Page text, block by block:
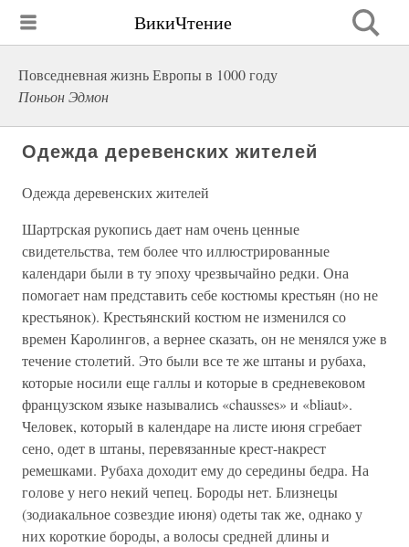
ВикиЧтение
Повседневная жизнь Европы в 1000 году
Поньон Эдмон
Одежда деревенских жителей
Одежда деревенских жителей
Шартрская рукопись дает нам очень ценные
свидетельства, тем более что иллюстрированные
календари были в ту эпоху чрезвычайно редки. Она
помогает нам представить себе костюмы крестьян (но не
крестьянок). Крестьянский костюм не изменился со
времен Каролингов, а вернее сказать, он не менялся уже в
течение столетий. Это были все те же штаны и рубаха,
которые носили еще галлы и которые в средневековом
французском языке назывались «chausses» и «bliaut».
Человек, который в календаре на листе июня сгребает
сено, одет в штаны, перевязанные крест-накрест
ремешками. Рубаха доходит ему до середины бедра. На
голове у него некий чепец. Бороды нет. Близнецы
(зодиакальное созвездие июня) одеты так же, однако у
них короткие бороды, а волосы средней длины и